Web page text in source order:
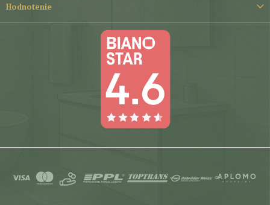
Hodnotenie